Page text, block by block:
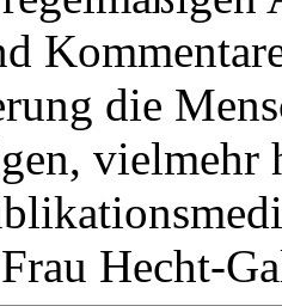
die
vielmehr
Hecht-